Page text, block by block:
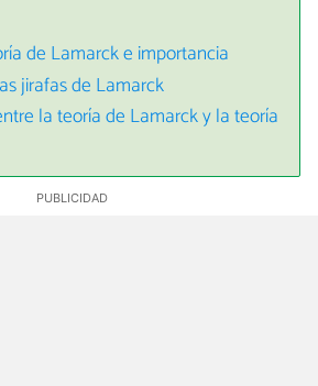
de Lamarck e importancia
jirafas de Lamarck
la teoría de Lamarck y la teoría